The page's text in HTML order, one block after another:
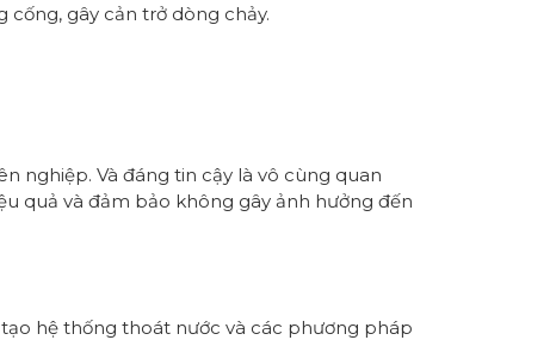
cống, gây cản trở dòng chảy.
nghiệp. Và đáng tin cậy là vô cùng quan
quả và đảm bảo không gây ảnh hưởng đến
hệ thống thoát nước và các phương pháp